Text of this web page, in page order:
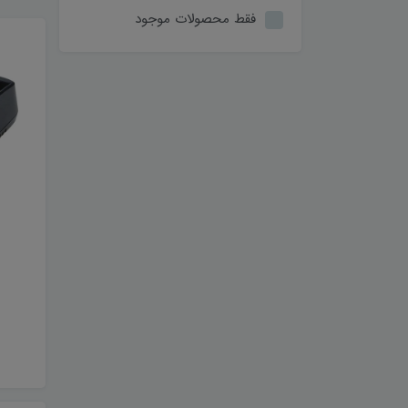
فقط محصولات موجود